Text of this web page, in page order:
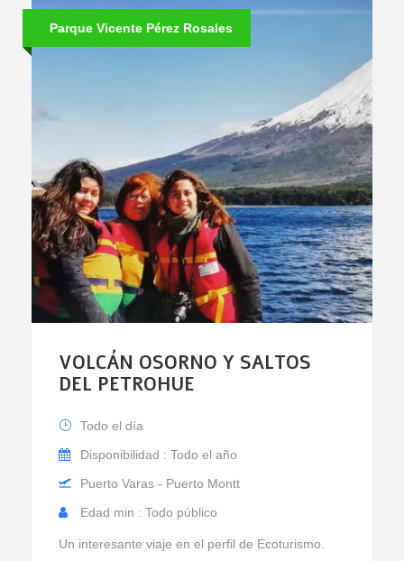
Parque Vicente Pérez Rosales
VOLCÁN OSORNO Y SALTOS
DEL PETROHUE
Todo el día
Disponibilidad : Todo el año
Puerto Varas - Puerto Montt
Edad min : Todo público
Un interesante viaje en el perfil de Ecoturismo.